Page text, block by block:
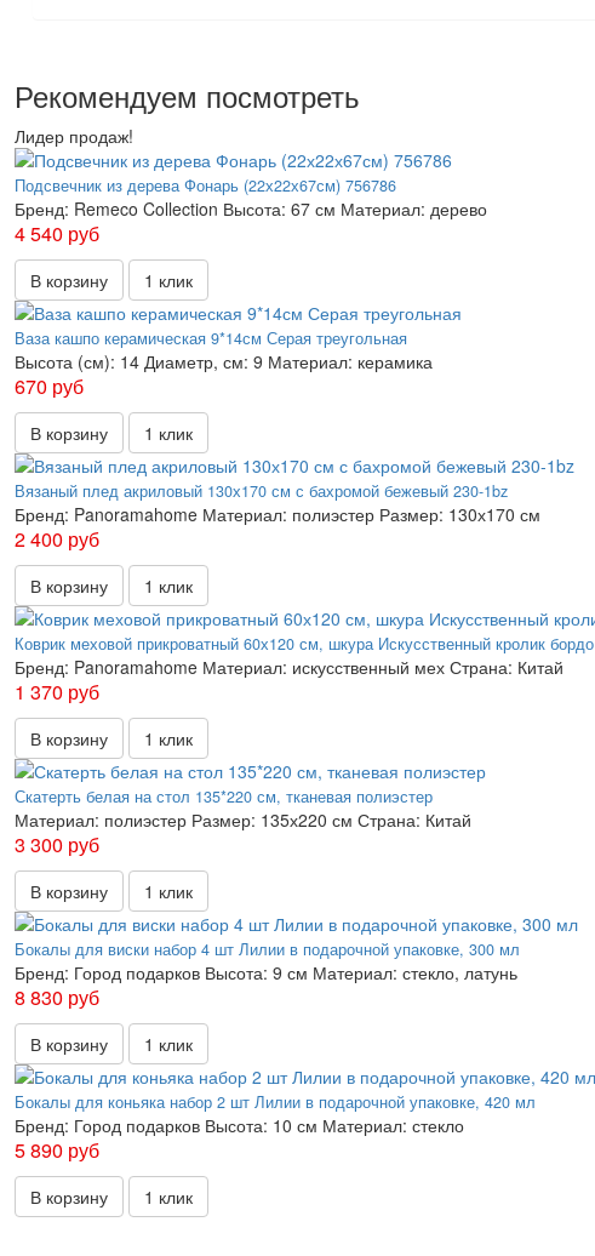
Рекомендуем посмотреть
Лидер продаж!
Подсвечник из дерева Фонарь (22х22х67см) 756786
Бренд: Remeco Collection Высота: 67 см Материал: дерево
4 540 руб
В корзину 1 клик
Ваза кашпо керамическая 9*14см Серая треугольная
Высота (см): 14 Диаметр, см: 9 Материал: керамика
670 руб
В корзину 1 клик
Вязаный плед акриловый 130х170 см с бахромой бежевый 230-1bz
Бренд: Panoramahome Материал: полиэстер Размер: 130х170 см
2 400 руб
В корзину 1 клик
Коврик меховой прикроватный 60х120 см, шкура Искусственный кролик бордо
Бренд: Panoramahome Материал: искусственный мех Страна: Китай
1 370 руб
В корзину 1 клик
Скатерть белая на стол 135*220 см, тканевая полиэстер
Материал: полиэстер Размер: 135х220 см Страна: Китай
3 300 руб
В корзину 1 клик
Бокалы для виски набор 4 шт Лилии в подарочной упаковке, 300 мл
Бренд: Город подарков Высота: 9 см Материал: стекло, латунь
8 830 руб
В корзину 1 клик
Бокалы для коньяка набор 2 шт Лилии в подарочной упаковке, 420 мл
Бренд: Город подарков Высота: 10 см Материал: стекло
5 890 руб
В корзину 1 клик